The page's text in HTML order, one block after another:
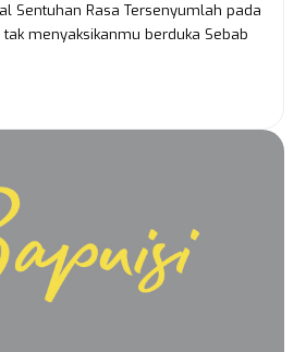
Sentuhan Rasa Tersenyumlah pada
menyaksikanmu berduka Sebab